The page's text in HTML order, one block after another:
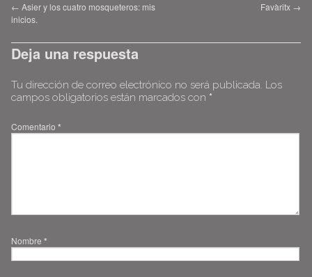
← Asier y los cuatro mosqueteros: mis
inicios.
Favàritx →
Deja una respuesta
Tu dirección de correo electrónico no será publicada. Los
campos obligatorios están marcados con *
Comentario *
Nombre *